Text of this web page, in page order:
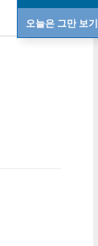
오늘은 그만 보기